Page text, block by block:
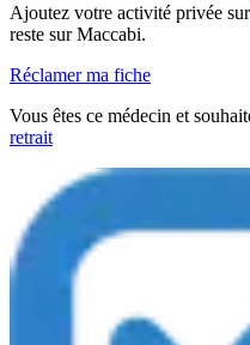
Ajoutez votre activité privée
reste sur Maccabi.
Réclamer ma fiche
Vous êtes ce médecin et
retrait